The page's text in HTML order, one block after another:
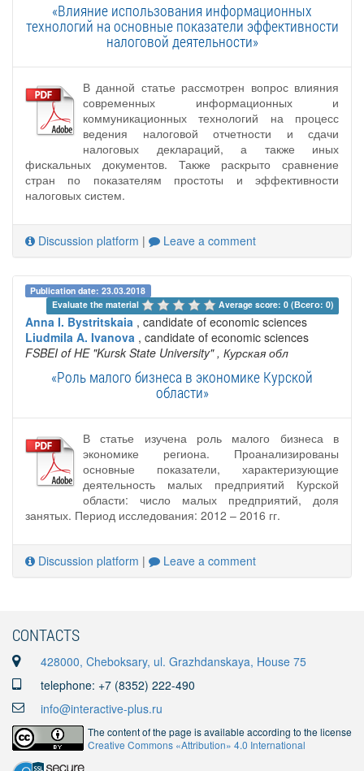
«Влияние использования информационных
технологий на основные показатели эффективности
налоговой деятельности»
В данной статье рассмотрен вопрос влияния
современных информационных и
коммуникационных технологий на процесс
ведения налоговой отчетности и сдачи
налоговых деклараций, а также иных
фискальных документов. Также раскрыто сравнение
стран по показателям простоты и эффективности
налоговых систем.
Discussion platform | Leave a comment
Publication date: 23.03.2018
Evaluate the material
Average score: 0 (Всего: 0)
Anna I. Bystritskaia , candidate of economic sciences
Liudmila A. Ivanova , candidate of economic sciences
FSBEI of HE "Kursk State University" , Курская обл
«Роль малого бизнеса в экономике Курской
области»
В статье изучена роль малого бизнеса в
экономике региона. Проанализированы
основные показатели, характеризующие
деятельность малых предприятий Курской
области: число малых предприятий, доля
занятых. Период исследования: 2012 – 2016 гг.
Discussion platform | Leave a comment
CONTACTS
428000, Cheboksary, ul. Grazhdanskaya, House 75
telephone: +7 (8352) 222-490
info@interactive-plus.ru
The content of the page is available according to the license
Creative Commons «Attribution» 4.0 International